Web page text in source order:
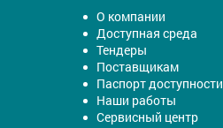
О компании
Доступная среда
Тендеры
Поставщикам
Паспорт доступности
Наши работы
Сервисный центр